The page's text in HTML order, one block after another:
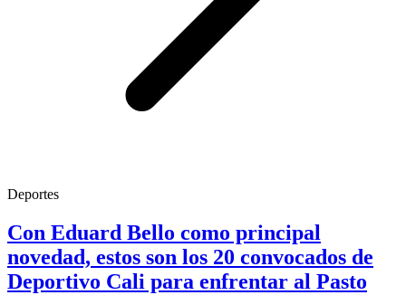
Deportes
Con Eduard Bello como principal
novedad, estos son los 20 convocados de
Deportivo Cali para enfrentar al Pasto